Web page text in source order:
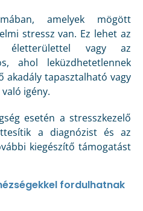
amelyek mögött
stressz van. Ez lehet az
életterülettel vagy az
ahol leküzdhetetlennek
akadály tapasztalható vagy
igény.
esetén a stresszkezelő
a diagnózist és az
kiegészítő támogatást
fordulhatnak